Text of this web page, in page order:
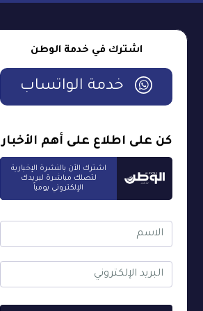
اشترك في خدمة الوطن
خدمة الواتساب
كن على اطلاع على أهم الأخبار
اشترك الآن بالنشرة الإخبارية
لتصلك مباشرة لبريدك
الإلكتروني يومياً